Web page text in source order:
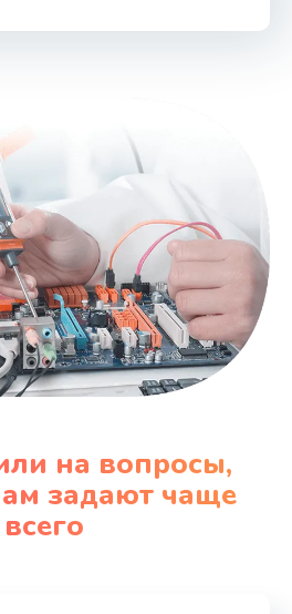
на вопросы,
задают чаще
всего